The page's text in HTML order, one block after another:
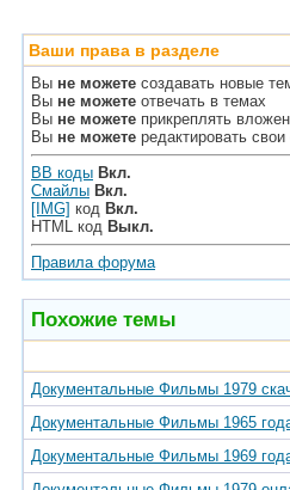
Ваши права в разделе
Вы не можете создавать новые
Вы не можете отвечать в темах
Вы не можете прикреплять
Вы не можете редактировать
BB коды Вкл.
Смайлы Вкл.
[IMG] код Вкл.
HTML код Выкл.
Правила форума
Похожие темы
Документальные Фильмы 1979
Документальные Фильмы 1965
Документальные Фильмы 1969